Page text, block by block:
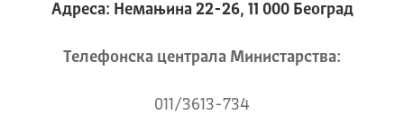
Адреса: Немањина 22-26, 11 000 Београд
Телeфонска централа Mинистарства:
011/3613-734